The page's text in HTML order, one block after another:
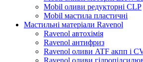
Mobil оливи редукторні CLP
Mobil мастила пластичні
Мастильні матеріали Ravenol
Ravenol автохімія
Ravenol антифриз
Ravenol оливи ATF акпп і
Ravenol оливи